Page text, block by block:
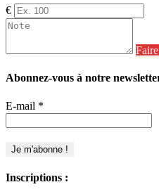
€
Abonnez-vous à notre
E-mail *
Inscriptions :